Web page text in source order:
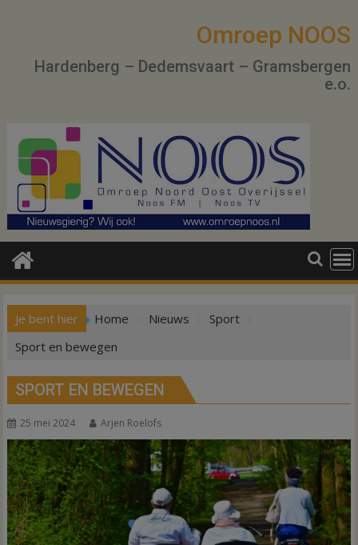
Omroep NOOS
Hardenberg – Dedemsvaart – Gramsbergen
e.o.
Je bent hier Home Nieuws
Sport
Sport en bewegen
SPORT EN BEWEGEN
25 mei 2024 Arjen Roelofs